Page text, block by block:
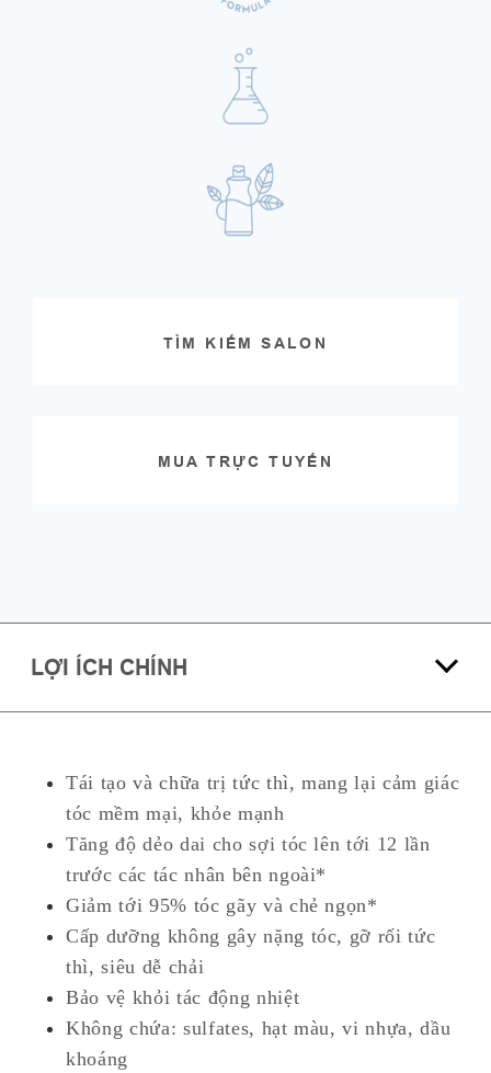
TÌM KIẾM SALON
MUA TRỰC TUYẾN
LỢI ÍCH CHÍNH
Tái tạo và chữa trị tức thì, mang lại cảm giác
tóc mềm mại, khỏe mạnh
Tăng độ dẻo dai cho sợi tóc lên tới 12 lần
trước các tácnhân bên ngoài*
Giảm tới 95% tóc gãy và chẻ ngọn*
Cấp dưỡng không gây nặng tóc, gỡ rối tức
thì, siêu dễ chải
Bảo vệ khỏi tác động nhiệt
Không chứa: sulfates, hạt màu, vi nhựa, dầu
khoáng